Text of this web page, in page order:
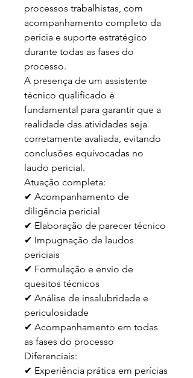
processos trabalhistas, com
acompanhamento completo da
perícia e suporte estratégico
durante todas as fases do
processo.
A presença de um assistente
técnico qualificado é
fundamental para garantir que a
realidade das atividades seja
corretamente avaliada, evitando
conclusões equivocadas no
laudo pericial.
Atuação completa:
✔ Acompanhamento de
diligência pericial
✔ Elaboração de parecer técnico
✔ Impugnação de laudos
periciais
✔ Formulação e envio de
quesitos técnicos
✔ Análise de insalubridade e
periculosidade
✔ Acompanhamento em todas
as fases do processo
Diferenciais:
✔ Experiência prática em perícias